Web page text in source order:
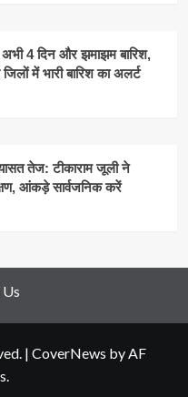
4 दिन और झमाझम बारिश,
में भारी बारिश का अलर्ट
तेज: टीकाराम जूली ने
आंकड़े सार्वजनिक करें
| CoverNews by AF